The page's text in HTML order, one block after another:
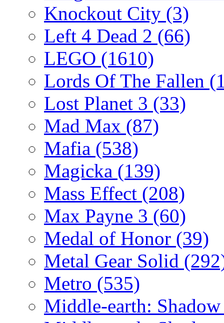
Knockout City (3)
Left 4 Dead 2 (66)
LEGO (1610)
Lords Of The Fallen
Lost Planet 3 (33)
Mad Max (87)
Mafia (538)
Magicka (139)
Mass Effect (208)
Max Payne 3 (60)
Medal of Honor (39)
Metal Gear Solid
Metro (535)
Middle-earth: